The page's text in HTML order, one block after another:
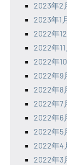
2023年2
2023年1
2022年
2022年11
2022年
2022年9
2022年8
2022年7
2022年6
2022年5
2022年4
2022年3